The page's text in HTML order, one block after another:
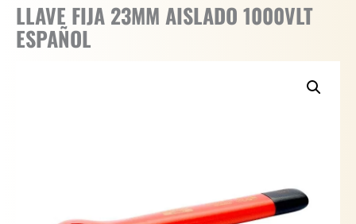
LLAVE FIJA 23MM AISLADO 1000VLT
ESPAÑOL
23MM
AISLADO
1000VLT